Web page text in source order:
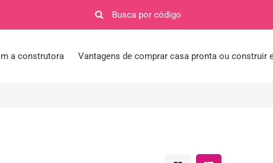
a construtora Vantagens de comprar casa pronta ou construir